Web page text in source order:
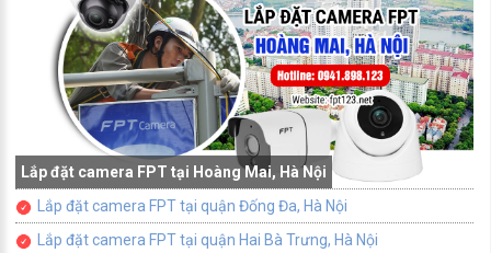
Lắp đặt camera FPT tại Hoàng Mai, Hà Nội
Lắp đặt camera FPT tại quận Đống Đa, Hà Nội
Lắp đặt camera FPT tại quận Hai Bà Trưng, Hà Nội